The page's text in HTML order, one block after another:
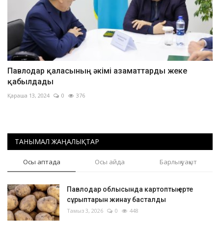
Павлодар қаласының әкімі азаматтарды жеке
қабылдады
Қараша 13, 2024 0 376
ТАНЫМАЛ ЖАҢАЛЫҚТАР
Осы аптада Осы айда Барлық уақыт
Павлодар облысында картоптың ерте
сұрыптарын жинау басталды
Тамыз 3, 2026 0 448